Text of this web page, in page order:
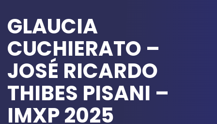
GLAUCIA
CUCHIERATO –
JOSÉ RICARDO
THIBES PISANI –
IMXP 2025